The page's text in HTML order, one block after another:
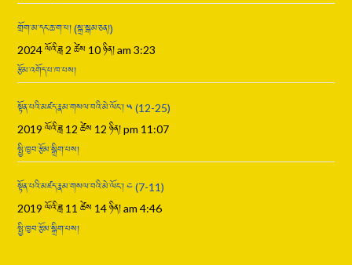
གྲོག་མ་དང་ཆ་ག་པ། (སྒྲ་སྒམ་ཅན།)
2024 ལོའི་ཟླ 2 ཚེས 10 ཉིན། am 3:23
རྩོམ་འགོད་པ་ཁ་པས།
སྟོན་པའི་མཛད་རྣམ་གསལ་བའི་མེ་ལོང་། ༥ (12-25)
2019 ལོའི་ཟླ 12 ཚེས 12 ཉིན། pm 11:07
སྤྱི་ཁྱབ་རྩོམ་སྒྲིག་པས།
སྟོན་པའི་མཛད་རྣམ་གསལ་བའི་མེ་ལོང་། ༤ (7-11)
2019 ལོའི་ཟླ 11 ཚེས 14 ཉིན། am 4:46
སྤྱི་ཁྱབ་རྩོམ་སྒྲིག་པས།